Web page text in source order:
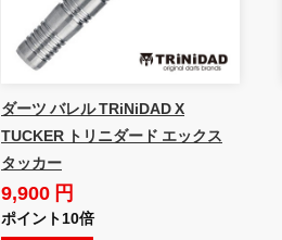
ダーツ バレル TRiNiDAD X
TUCKER トリニダード エックス
タッカー
9,900 円
ポイント10倍